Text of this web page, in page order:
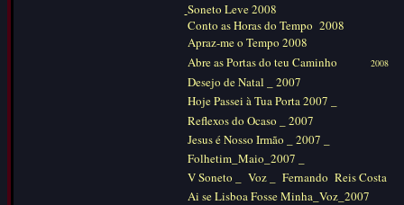
Soneto Leve 2008
Conto as Horas do Tempo 2008
Apraz-me o Tempo 2008
Abre as Portas do teu Caminho
2008
Desejo de Natal _ 2007
Hoje Passei à Tua Porta2007 _
Reflexos do Ocaso _ 2007
Jesus é Nosso Irmão _ 2007
Folhetim_Maio_2007
V Soneto _ Voz _ Fernando Reis Costa
Ai se Lisboa Fosse Minha_Voz_2007